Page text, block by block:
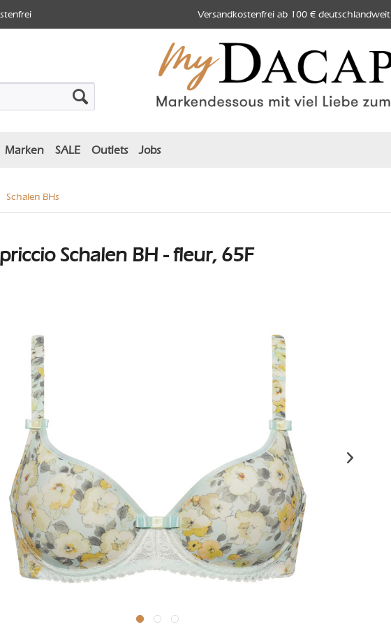
Versandkostenfrei ab 100 € deutschlandweit
Marken SALE Outlets Jobs
Schalen BHs
Schalen BH - fleur, 65F